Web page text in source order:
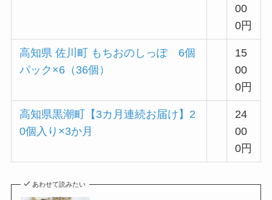
00
0円
高知県 佐川町 もちおのしっぽ 6個
パック×6（36個）
15
00
0円
高知県黒潮町【3カ月連続お届け】2
0個入り×3か月
24
00
0円
あわせて読みたい